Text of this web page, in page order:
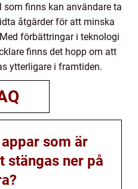
finns kan användare ta
åtgärder för att minska
förbättringar i teknologi
finns det hopp om att
ytterligare i framtiden.
som är
stängas ner på